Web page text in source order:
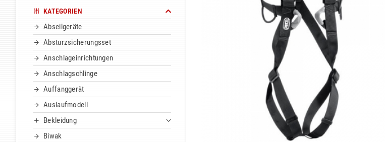
KATEGORIEN
Abseilgeräte
Absturzsicherungsset
Anschlageinrichtungen
Anschlagschlinge
Auffanggerät
Auslaufmodell
Bekleidung
Biwak